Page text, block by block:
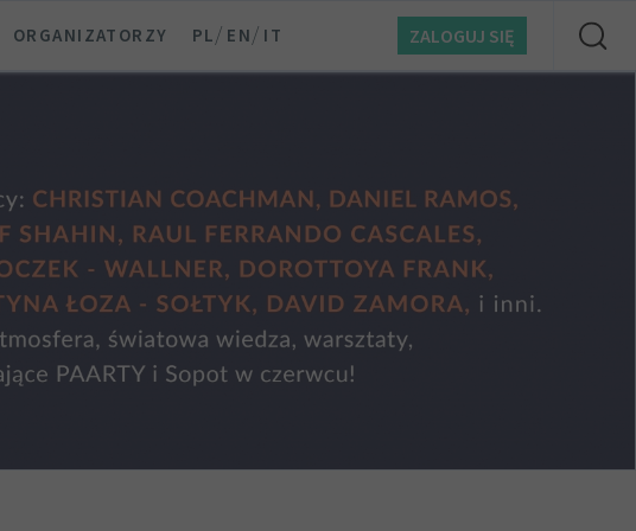
ORGANIZATORZY PL/ EN/ IT ZALOGUJ SIĘ